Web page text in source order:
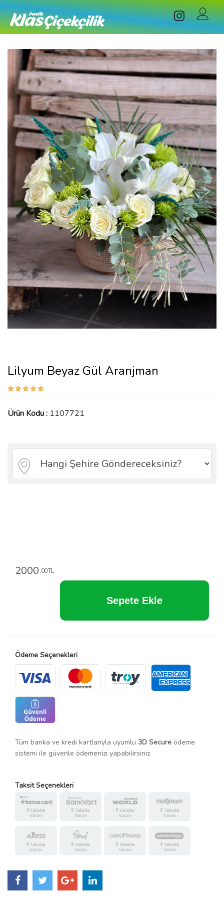
Lilyum Beyaz Gül Aranjman
Ürün Kodu : 1107721
2000,00 TL
Ödeme Seçenekleri
Tüm banka ve kredi kartlarıyla uyumlu 3D Secure ödeme
sistemi ile güvenle ödemenizi yapabilirsiniz.
Taksit Seçenekleri